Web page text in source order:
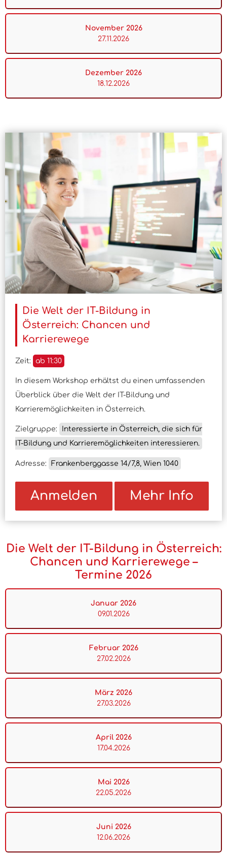
November 2026
27.11.2026
Dezember 2026
18.12.2026
Die Welt der IT-Bildung in
Österreich: Chancen und
Karrierewege
Zeit: ab 11:30
In diesem Workshop erhältst du einen umfassenden
Überblick über die Welt der IT-Bildung und
Karrieremöglichkeiten in Österreich.
Zielgruppe:
Interessierte in Österreich, die sich für
IT-Bildung und Karrieremöglichkeiten interessieren.
Adresse: Frankenberggasse 14/7,8, Wien 1040
Anmelden Mehr Info
Die Welt der IT-Bildung in Österreich:
Chancen und Karrierewege –
Termine 2026
Januar 2026
09.01.2026
Februar 2026
27.02.2026
März 2026
27.03.2026
April 2026
17.04.2026
Mai 2026
22.05.2026
Juni 2026
12.06.2026